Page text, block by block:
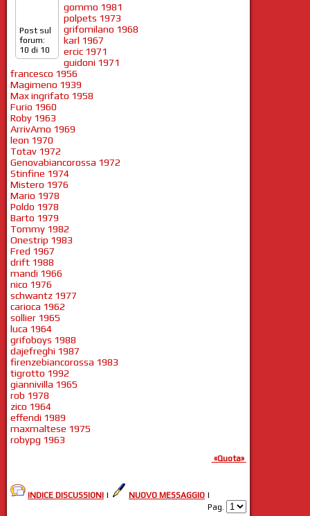
Stinfine 1974
Mistero 1976
Mario 1978
Poldo 1978
Barto 1979
Tommy 1982
Onestrip 1983
Fred 1967
drift 1988
mandi 1966
sollier 1965
dajefreghi 1987
firenzebiancorossa 1983
tigrotto 1992
giannivilla 1965
maxmaltese 1975
robypg 1963
Post sul
forum:
10 di 10
gommo 1981
polpets 1973
grifomilano 1968
karl 1967
ercic 1971
guidoni 1971
francesco 1956
Magimeno 1939
Max ingrifato 1958
Furio 1960
Roby 1963
ArrivAmo 1969
leon 1970
Totav 1972
Genovabiancorossa 1972
Stinfine 1974
Mistero 1976
Mario 1978
Poldo 1978
Barto 1979
Tommy 1982
Onestrip 1983
Fred 1967
drift 1988
mandi 1966
nico 1976
schwantz 1977
carioca 1962
sollier 1965
luca 1964
grifoboys 1988
dajefreghi 1987
firenzebiancorossa 1983
tigrotto 1992
giannivilla 1965
rob 1978
zico 1964
effendi 1989
maxmaltese 1975
robypg 1963
«Quota»
INDICE DISCUSSIONI | NUOVO MESSAGGIO |
Pag.